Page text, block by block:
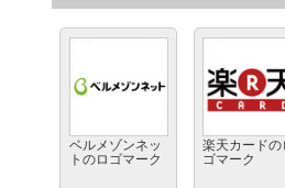
ベルメゾンネッ
トのロゴマーク
楽天カードの
ゴマーク